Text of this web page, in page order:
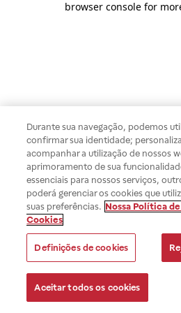
browser console for
Durante sua navegação, podemos
confirmar sua identidade;
acompanhar a utilização de nossos
aprimoramento de sua
essenciais para nossos serviços,
poderá gerenciar os cookies que
suas preferências. Nossa Política
Cookies
Definições de cookies
Aceitar todos os cookies